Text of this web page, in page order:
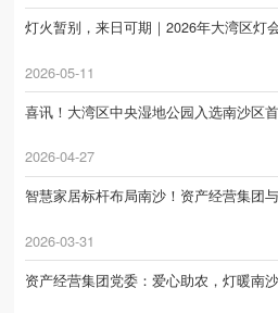
灯火暂别，来日可期｜2026年大湾区灯
2026-05-11
喜讯！大湾区中央湿地公园入选南沙区
2026-04-27
智慧家居标杆布局南沙！资产经营集团
2026-03-31
资产经营集团党委：爱心助农，灯暖南沙